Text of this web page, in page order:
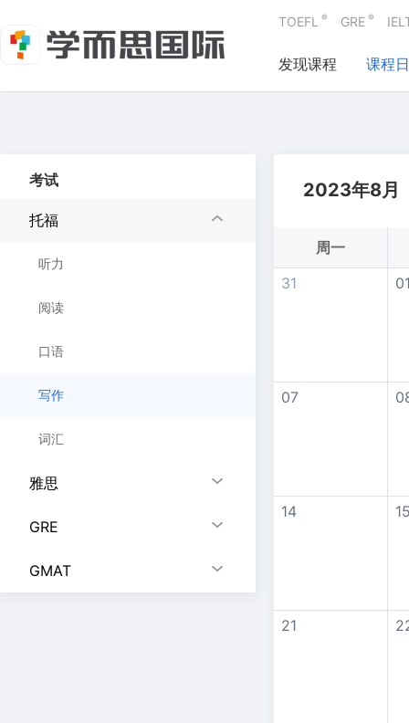
TOEFL ® GRE ®
发现课程 课程
考试
托福
听力
阅读
口语
写作
词汇
雅思
GRE
GMAT
2023年8月
周一
31
07
14
21